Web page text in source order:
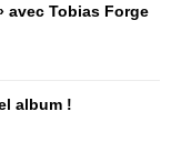
avec Tobias Forge
album !